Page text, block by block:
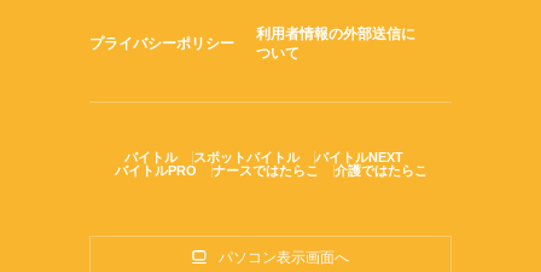
プライバシーポリシー
利用者情報の外部送信に
ついて
バイトル スポットバイトル
バイトルNEXT
バイトルPRO
ナースではたらこ 介護ではたらこ
パソコン表示画面へ